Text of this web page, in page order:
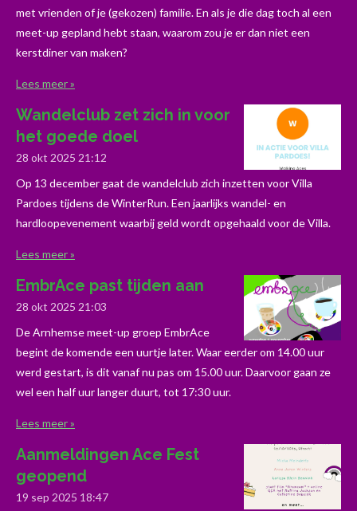
met vrienden of je (gekozen) familie. En als je die dag toch al een
meet-up gepland hebt staan, waarom zou je er dan niet een
kerstdiner van maken?
Lees meer »
Wandelclub zet zich in voor
het goede doel
28 okt 2025 21:12
Op 13 december gaat de wandelclub zich inzetten voor Villa
Pardoes tijdens de WinterRun. Een jaarlijks wandel- en
hardloopevenement waarbij geld wordt opgehaald voor de Villa.
Lees meer »
EmbrAce past tijden aan
28 okt 2025 21:03
De Arnhemse meet-up groep EmbrAce
begint de komende een uurtje later. Waar eerder om 14.00 uur
werd gestart, is dit vanaf nu pas om 15.00 uur. Daarvoor gaan ze
wel een half uur langer duurt, tot 17:30 uur.
Lees meer »
Aanmeldingen Ace Fest
geopend
19 sep 2025 18:47